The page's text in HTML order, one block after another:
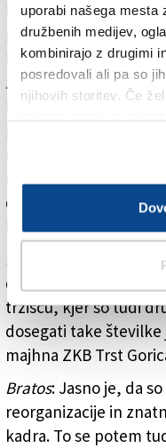
uporabi našega mesta
družbenih medijev,
kombinirajo z drugimi
posredovali ali pa so
njihovih storitev. Če
bilanco s še višjim
previdnostno
kot je kritje nerednih
začetno zaključiti
kreditov približno na
raje zvišamo in smo
neizterljivih terjatev
dvomljivih pa 72
kreditov znaša 80
Kovačič
: Porast
dosegla banka.
tržišču, kjer so tudi
dosegati take številke
majhna ZKB Trst
Bratos: Jasno je, da
reorganizacije in
kadra. To se potem